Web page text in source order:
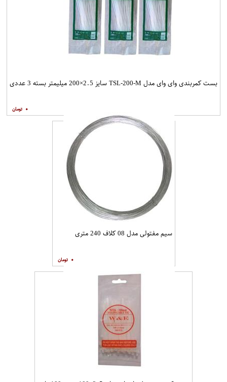
بست کمربندی وای وای مدل TSL-200-M سایز 2.5×200 میلیمتر بسته 3 عددی
۰
سیم مفتولی مدل 08 کلاف 240 متری
۰